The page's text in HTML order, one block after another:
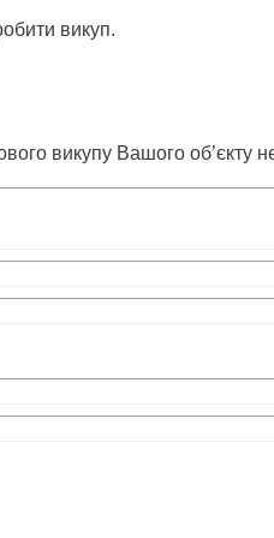
викуп.
викупу Вашого об’єкту